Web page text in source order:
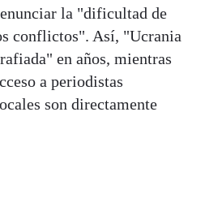
la "dificultad de
conflictos". Así, "Ucrania
en años, mientras
a periodistas
son directamente